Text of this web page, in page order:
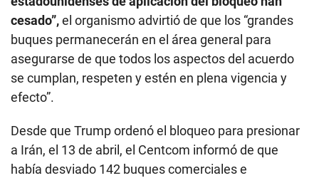
cesado”,el organismo advirtió de que los “grandes
buques permanecerán en el área general para
asegurarse de que todos los aspectos del acuerdo
se cumplan, respeten y estén en plena vigencia y
efecto”.
Desde que Trump ordenó el bloqueo para presionar
a Irán, el 13 de abril, el Centcom informó de que
había desviado 142 buques comerciales e